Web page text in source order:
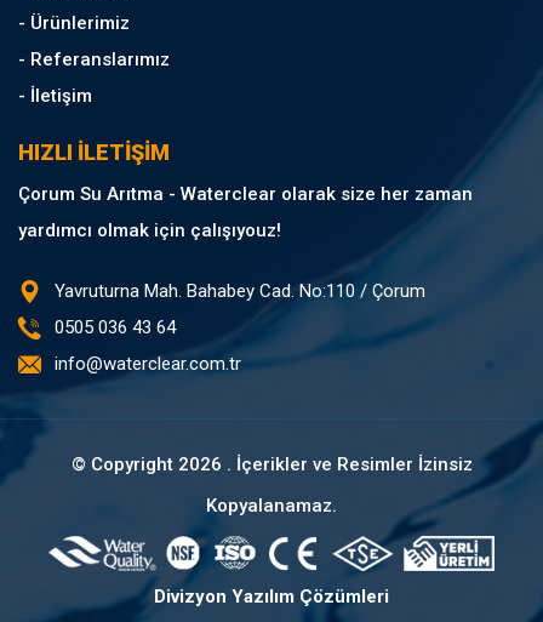
- Ürünlerimiz
- Referanslarımız
- İletişim
HIZLI İLETİŞİM
Çorum Su Arıtma - Waterclear olarak size her zaman
yardımcı olmak için çalışıyouz!
Yavruturna Mah. Bahabey Cad. No:110 / Çorum
0505 036 43 64
info@waterclear.com.tr
© Copyright 2026 . İçerikler ve Resimler İzinsiz
Kopyalanamaz.
Divizyon Yazılım Çözümleri